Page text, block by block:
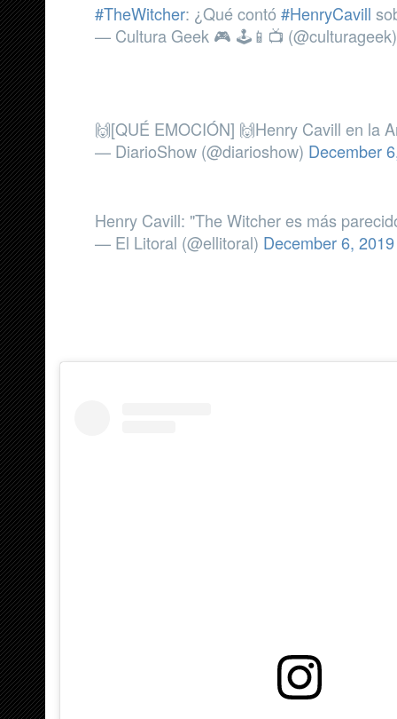
#TheWitcher: ¿Qué contó #HenryCavill
— Cultura Geek 🎮 🕹️📱📺
🙌[QUÉ EMOCIÓN] 🙌Henry Cavill en la
— DiarioShow (@diarioshow) December
Henry Cavill: "The Witcher es más
— El Litoral (@ellitoral) December 6, 2019